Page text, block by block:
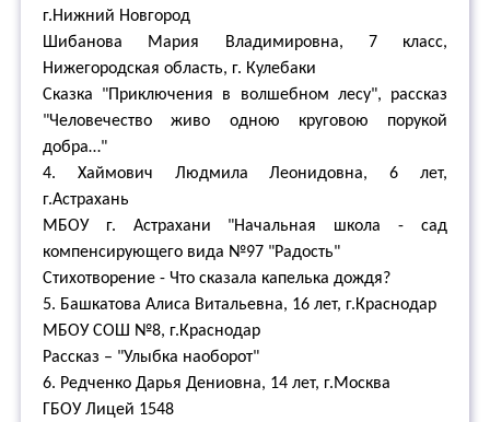
г.Нижний Новгород
Шибанова Мария Владимировна, 7 класс,
Нижегородская область, г. Кулебаки
Сказка "Приключения в волшебном лесу", рассказ
"Человечество живо одною круговою порукой
добра…"
4. Хаймович Людмила Леонидовна, 6 лет,
г.Астрахань
МБОУ г. Астрахани "Начальная школа - сад
компенсирующего вида №97 "Радость"
Стихотворение - Что сказала капелька дождя?
5. Башкатова Алиса Витальевна, 16 лет, г.Краснодар
МБОУ СОШ №8, г.Краснодар
Рассказ – "Улыбка наоборот"
6. Редченко Дарья Дениовна, 14 лет, г.Москва
ГБОУ Лицей 1548